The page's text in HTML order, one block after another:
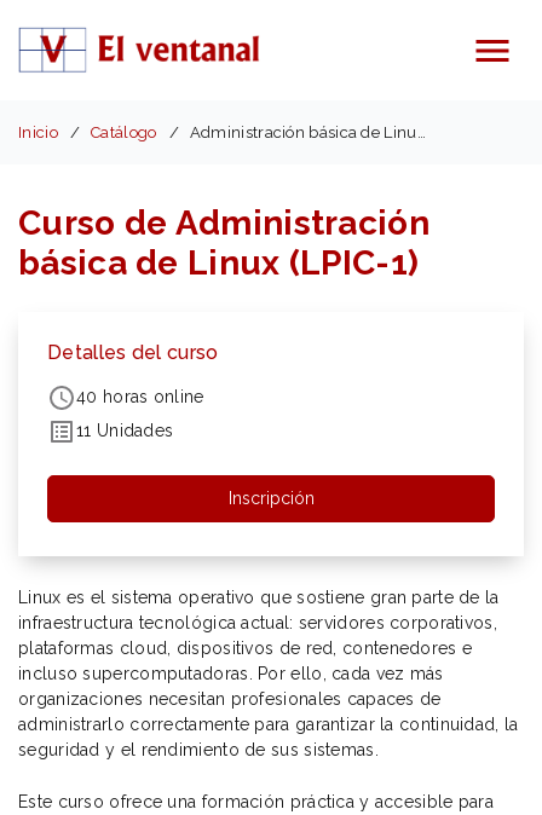
Menú
Inicio Catálogo Administración básica de Linux (LPIC-1)
Curso de Administración
básica de Linux (LPIC-1)
Detalles del curso
40 horas online
11 Unidades
Inscripción
Linux es el sistema operativo que sostiene gran parte de la
infraestructura tecnológica actual: servidores corporativos,
plataformas cloud, dispositivos de red, contenedores e
incluso supercomputadoras. Por ello, cada vez más
organizaciones necesitan profesionales capaces de
administrarlo correctamente para garantizar la continuidad, la
seguridad y el rendimiento de sus sistemas.
Este curso ofrece una formación práctica y accesible para